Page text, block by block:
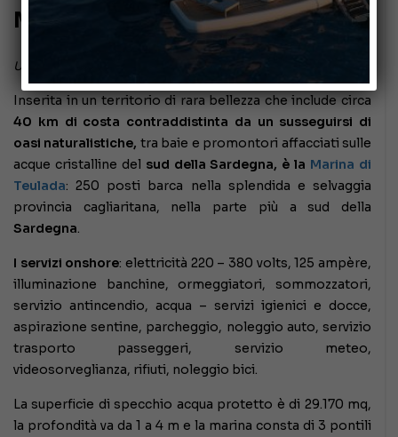
Marina di Teulada
Ultima revisione 26/04/2019
Inserita in un territorio di rara bellezza che include circa
40 km di costa contraddistinta da un susseguirsi di
oasi naturalistiche, tra baie e promontori affacciati sulle
acque cristalline del sud della Sardegna, è la Marina di
Teulada: 250 posti barca nella splendida e selvaggia
provincia cagliaritana, nella parte più a sud della
Sardegna.
I servizi onshore: elettricità 220 – 380 volts, 125 ampère,
illuminazione banchine, ormeggiatori, sommozzatori,
servizio antincendio, acqua – servizi igienici e docce,
aspirazione sentine, parcheggio, noleggio auto, servizio
trasporto passeggeri, servizio meteo,
videosorveglianza, rifiuti, noleggio bici.
La superficie di specchio acqua protetto è di 29.170 mq,
la profondità va da 1 a 4 m e la marina consta di 3 pontili